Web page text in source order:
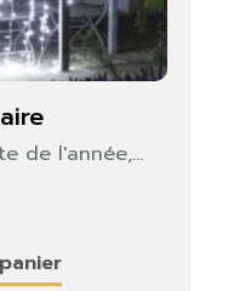
de l'année,...